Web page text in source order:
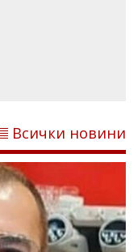
Всички новини